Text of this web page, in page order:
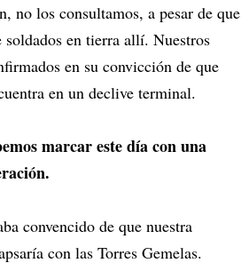
no los consultamos, a pesar de que
en tierra allí. Nuestros
en su convicción de que
en un declive terminal.
marcar este día con una
convencido de que nuestra
con las Torres Gemelas.